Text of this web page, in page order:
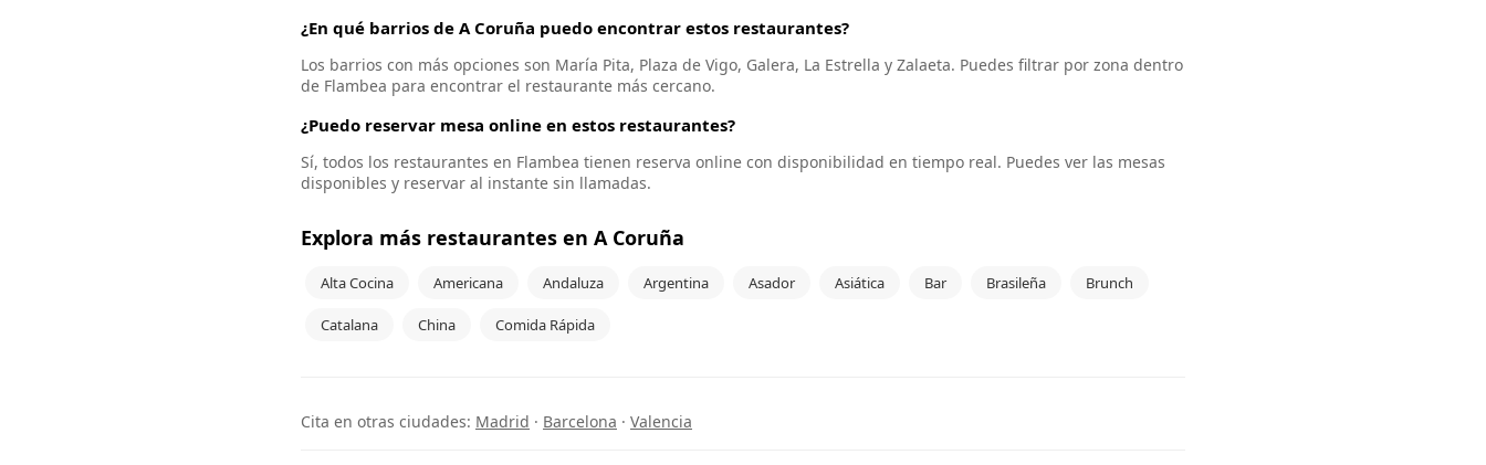
¿En qué barrios de A Coruña puedo encontrar estos restaurantes?
Los barrios con más opciones son María Pita, Plaza de Vigo, Galera, La Estrella y Zalaeta. Puedes filtrar por zona dentro
de Flambea para encontrar el restaurante más cercano.
¿Puedo reservar mesa online en estos restaurantes?
Sí, todos los restaurantes en Flambea tienen reserva online con disponibilidad en tiempo real. Puedes ver las mesas
disponibles y reservar al instante sin llamadas.
Explora más restaurantes en A Coruña
Alta Cocina Americana Andaluza Argentina Asador Asiática Bar Brasileña Brunch
Catalana China Comida Rápida
Cita en otras ciudades: Madrid · Barcelona · Valencia